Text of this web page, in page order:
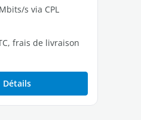
s via CPL
Gigabit libres
frais de livraison
Détails